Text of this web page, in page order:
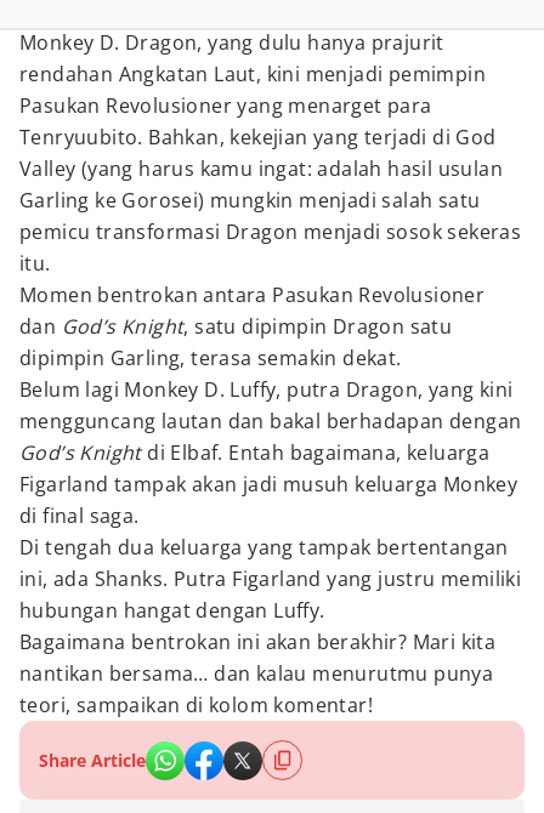
Monkey D. Dragon, yang dulu hanya prajurit
rendahan Angkatan Laut, kini menjadi pemimpin
Pasukan Revolusioner yang menarget para
Tenryuubito. Bahkan, kekejian yang terjadi di God
Valley (yang harus kamu ingat: adalah hasil usulan
Garling ke Gorosei) mungkin menjadi salah satu
pemicu transformasi Dragon menjadi sosok sekeras
itu.
Momen bentrokan antara Pasukan Revolusioner
dan God’s Knight, satu dipimpin Dragon satu
dipimpin Garling, terasa semakin dekat.
Belum lagi Monkey D. Luffy, putra Dragon, yang kini
mengguncang lautan dan bakal berhadapan dengan
God’s Knightdi Elbaf. Entah bagaimana, keluarga
Figarland tampak akan jadi musuh keluarga Monkey
di final saga.
Di tengah dua keluarga yang tampak bertentangan
ini, ada Shanks. Putra Figarland yang justru memiliki
hubungan hangat dengan Luffy.
Bagaimana bentrokan ini akan berakhir? Mari kita
nantikan bersama… dan kalau menurutmu punya
teori, sampaikan di kolom komentar!
Share Article